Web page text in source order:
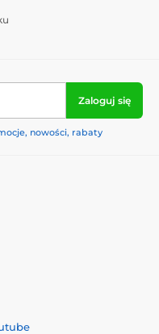
Zaloguj się
nowości, rabaty